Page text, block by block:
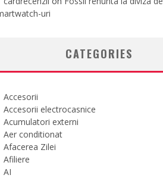
uri
CATEGORIES
Accesorii
Accesorii electrocasnice
Acumulatori externi
Aer conditionat
Afacerea Zilei
Afiliere
AI